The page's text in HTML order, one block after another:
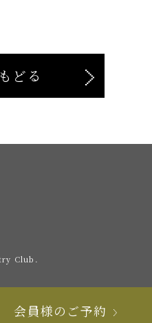
どる
Club.
会員様のご予約